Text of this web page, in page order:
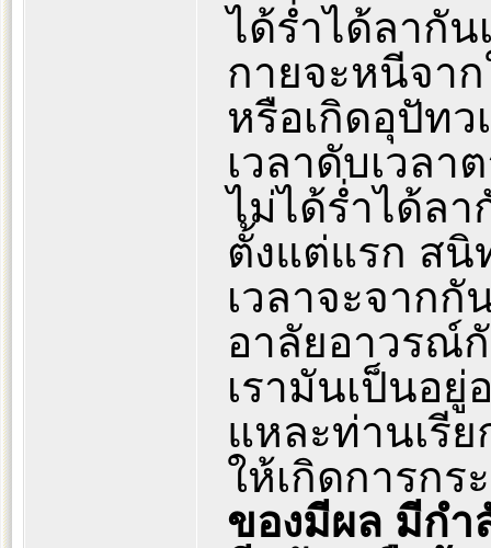
ได้ร่ำได้ลากัน
กายจะหนีจา
หรือเกิดอุปัทว
เวลาดับเวลา
ไม่ได้ร่ำได้ล
ตั้งแต่แรก ส
เวลาจะจากกั
อาลัยอาวรณ์
เรามันเป็นอ
แหละท่านเรี
ให้เกิดการก
ของมีผล มีกำ